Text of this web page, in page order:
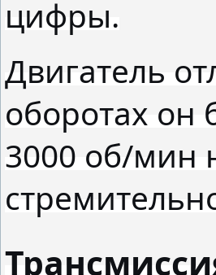
цифры.
Двигатель
оборотах он
3000 об/мин